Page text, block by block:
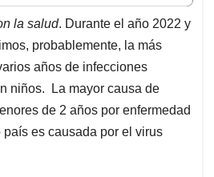
e
a
d
s
la salud. Durante el año 2022 y
probablemente, la más
años de infecciones
niños. La mayor causa de
de 2 años por enfermedad
es causada por el virus